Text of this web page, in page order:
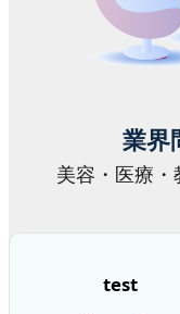
業界
美容・医療・
test